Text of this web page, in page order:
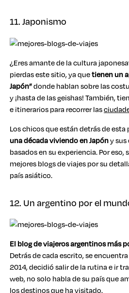
11. Japonismo
¿Eres amante de la cultura
pierdas este sitio, ya quetienen un
Japón”donde hablan sobre las
y ¡hasta de las geishas! También,
e itinerarios para recorrer las
Los chicos que están detrás de esta
una década viviendo en Japóny sus
basados en su experiencia. Por
mejores blogs de viajes por su
país asiático.
12. Un argentino por el
El blog de viajeros argentinos más
Detrás de cada escrito, se
2014, decidió salir de la rutina e ir
web, no solo habla de su país que
los destinos que ha visitado.